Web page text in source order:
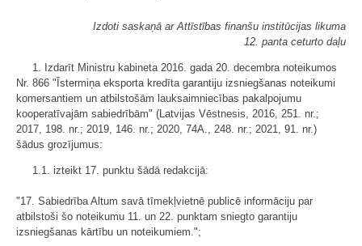
Izdoti saskaņā ar Attīstības finanšu institūcijas likuma
12. panta ceturto daļu
1. Izdarīt Ministru kabineta 2016. gada 20. decembra noteikumos
Nr. 866 "Īstermiņa eksporta kredīta garantiju izsniegšanas noteikumi
komersantiem un atbilstošām lauksaimniecības pakalpojumu
kooperatīvajām sabiedrībām" (Latvijas Vēstnesis, 2016, 251. nr.;
2017, 198. nr.; 2019, 146. nr.; 2020, 74A., 248. nr.; 2021, 91. nr.)
šādus grozījumus:
1.1. izteikt 17. punktu šādā redakcijā:
"17. Sabiedrība Altum savā tīmekļvietnē publicē informāciju par
atbilstoši šo noteikumu 11. un 22. punktam sniegto garantiju
izsniegšanas kārtību un noteikumiem.";